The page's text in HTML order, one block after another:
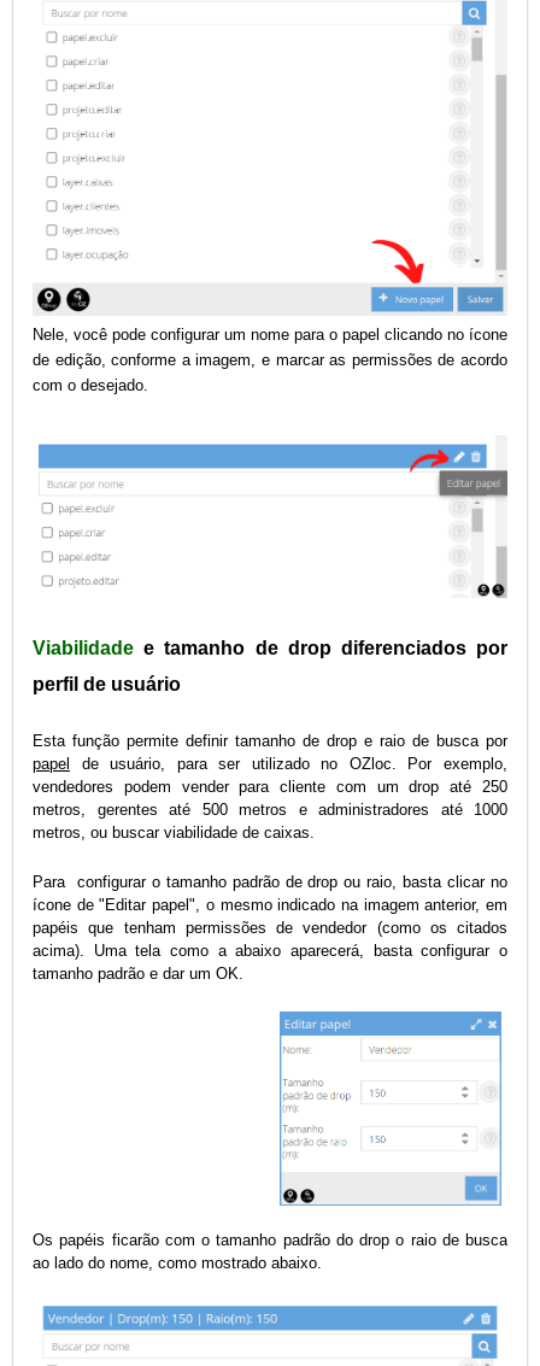
Nele, você pode configurar um nome para o papel clicando no ícone
de edição, conforme a imagem, e marcar as permissões de acordo
com o desejado.
Viabilidade e tamanho de drop diferenciados por
perfil de usuário
Esta função permite definir tamanho de drop e raio de busca por
papel
de usuário, para ser utilizado no OZloc. Por exemplo,
vendedores podem vender para cliente com um drop até 250
metros, gerentes até 500 metros e administradores até 1000
metros, ou buscar viabilidade de caixas.
Para configurar o tamanho padrão de drop ou raio, basta clicar no
ícone de "Editar papel", o mesmo indicado na imagem anterior, em
papéis que tenham permissões de vendedor (como os citados
acima). Uma tela como a abaixo aparecerá, basta configurar o
tamanho padrão e dar um OK.
Os papéis ficarão com o tamanho padrão do drop o raio de busca
ao lado do nome, como mostrado abaixo.